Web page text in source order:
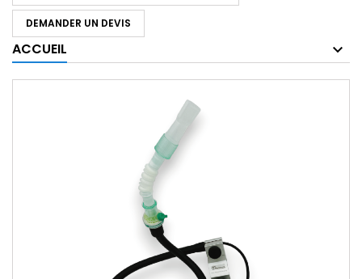
DEMANDER UN DEVIS
ACCUEIL